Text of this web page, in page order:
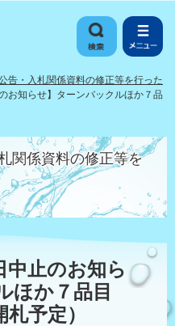
告・入札関係資料の修正等を行った
お知らせ】ターンバックルほか７品
関係資料の修正等を
中止のお知ら
ほか７品目
予定）